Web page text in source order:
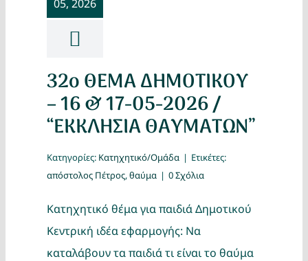
05, 2026
32ο ΘΕΜΑ ΔΗΜΟΤΙΚΟΥ
– 16 & 17-05-2026 /
“ΕΚΚΛΗΣΙΑ ΘΑΥΜΑΤΩΝ”
Κατηγορίες: Κατηχητικό/Ομάδα | Ετικέτες:
απόστολος Πέτρος,θαύμα | 0 Σχόλια
Κατηχητικό θέμα για παιδιά Δημοτικού
Κεντρική ιδέα εφαρμογής: Να
καταλάβουν τα παιδιά τι είναι το θαύμα